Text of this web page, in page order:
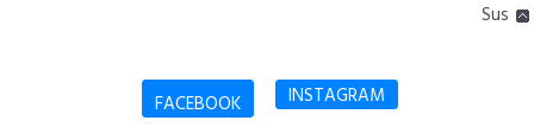
Sus
FACEBOOK INSTAGRAM